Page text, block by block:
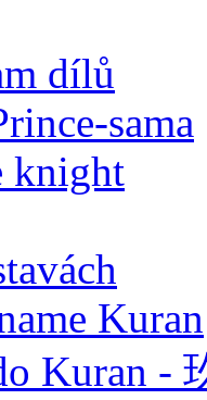
dílů
sama
knight
Kuran
Kuran -